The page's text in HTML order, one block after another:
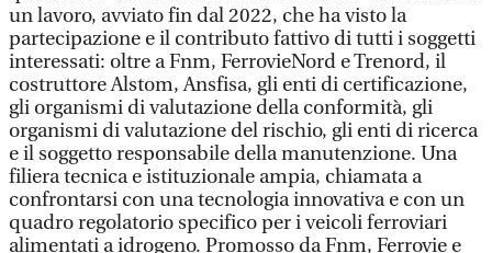
un lavoro, avviato fin dal 2022, che ha visto la
partecipazione e il contributo fattivo di tutti i soggetti
interessati: oltre a Fnm, FerrovieNord e Trenord, il
costruttore Alstom, Ansfisa, gli enti di certificazione,
gli organismi di valutazione della conformità, gli
organismi di valutazione del rischio, gli enti di ricerca
e il soggetto responsabile della manutenzione. Una
filiera tecnica e istituzionale ampia, chiamata a
confrontarsi con una tecnologia innovativa e con un
quadro regolatorio specifico per i veicoli ferroviari
alimentati a idrogeno. Promosso da Fnm, Ferrovie e